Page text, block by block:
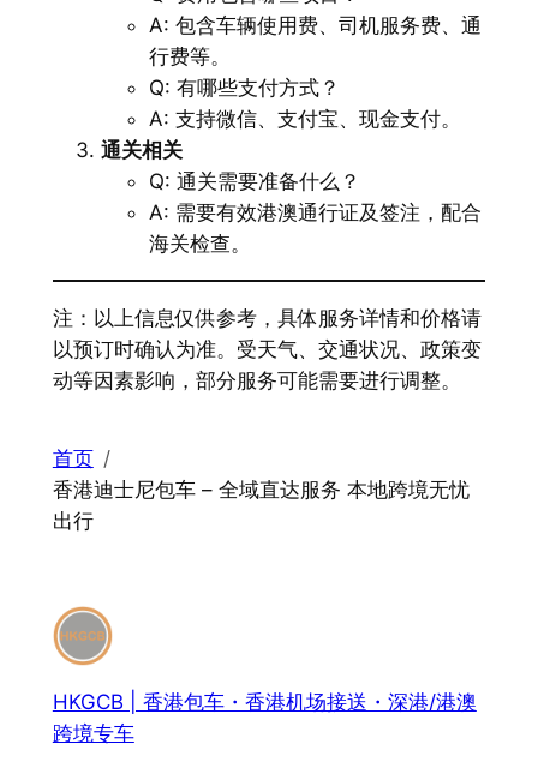
A: 包含车辆使用费、司机服务费、通
行费等。
Q: 有哪些支付方式？
A: 支持微信、支付宝、现金支付。
通关相关
Q: 通关需要准备什么？
A: 需要有效港澳通行证及签注，配合
海关检查。
注：以上信息仅供参考，具体服务详情和价格请
以预订时确认为准。受天气、交通状况、政策变
动等因素影响，部分服务可能需要进行调整。
首页
香港迪士尼包车 – 全域直达服务 本地跨境无忧
出行
HKGCB | 香港包车・香港机场接送・深港/港澳
跨境专车